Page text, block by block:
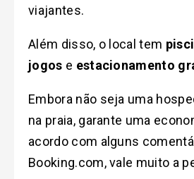
viajantes.
Além disso, o local tem
jogos e estacionamento
Embora não seja uma
na praia, garante uma
acordo com alguns
Booking.com, vale muito a